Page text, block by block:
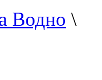
Водно \